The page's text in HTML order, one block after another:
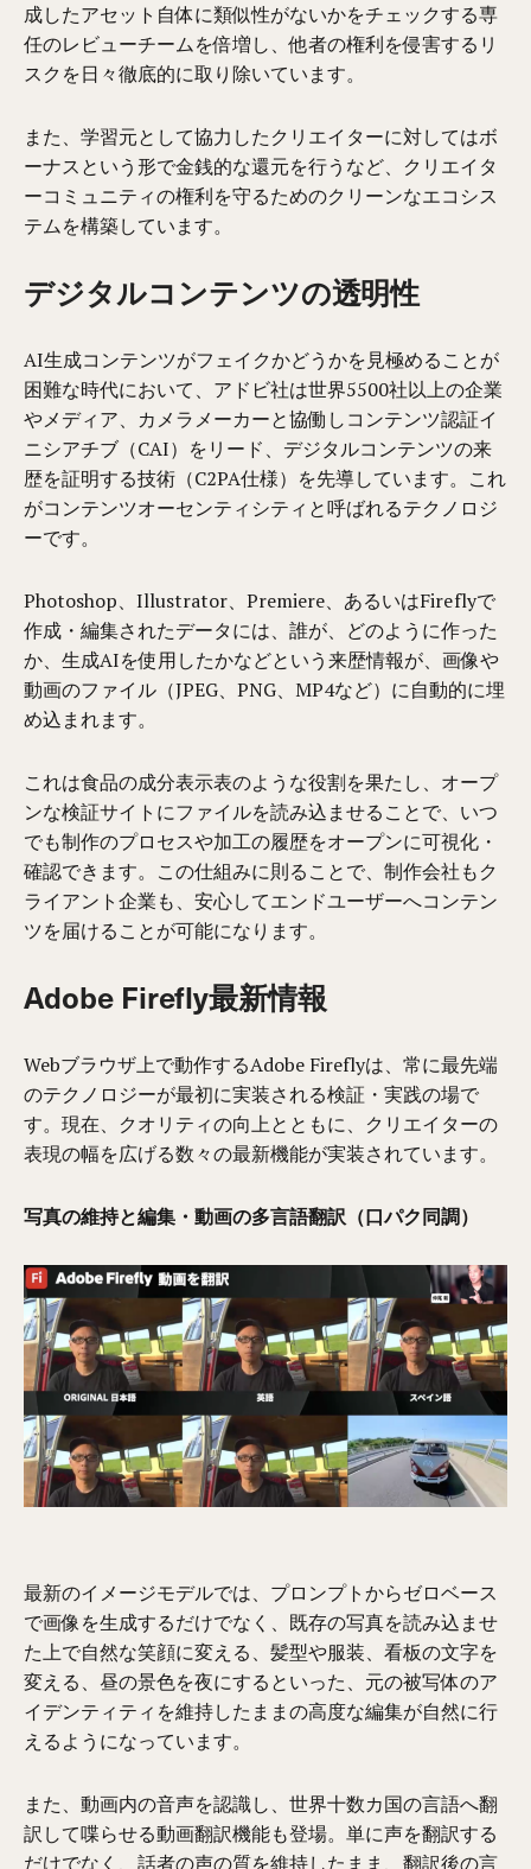
成したアセット自体に類似性がないかをチェックする専
任のレビューチームを倍増し、他者の権利を侵害するリ
スクを日々徹底的に取り除いています。
また、学習元として協力したクリエイターに対してはボ
ーナスという形で金銭的な還元を行うなど、クリエイタ
ーコミュニティの権利を守るためのクリーンなエコシス
テムを構築しています。
デジタルコンテンツの透明性
AI生成コンテンツがフェイクかどうかを見極めることが
困難な時代において、アドビ社は世界5500社以上の企業
やメディア、カメラメーカーと協働しコンテンツ認証イ
ニシアチブ（CAI）をリード、デジタルコンテンツの来
歴を証明する技術（C2PA仕様）を先導しています。これ
がコンテンツオーセンティシティと呼ばれるテクノロジ
ーです。
Photoshop、Illustrator、Premiere、あるいはFireflyで
作成・編集されたデータには、誰が、どのように作った
か、生成AIを使用したかなどという来歴情報が、画像や
動画のファイル（JPEG、PNG、MP4など）に自動的に埋
め込まれます。
これは食品の成分表示表のような役割を果たし、オープ
ンな検証サイトにファイルを読み込ませることで、いつ
でも制作のプロセスや加工の履歴をオープンに可視化・
確認できます。この仕組みに則ることで、制作会社もク
ライアント企業も、安心してエンドユーザーへコンテン
ツを届けることが可能になります。
Adobe Firefly最新情報
Webブラウザ上で動作するAdobe Fireflyは、常に最先端
のテクノロジーが最初に実装される検証・実践の場で
す。現在、クオリティの向上とともに、クリエイターの
表現の幅を広げる数々の最新機能が実装されています。
写真の維持と編集・動画の多言語翻訳（口パク同調）
最新のイメージモデルでは、プロンプトからゼロベース
で画像を生成するだけでなく、既存の写真を読み込ませ
た上で自然な笑顔に変える、髪型や服装、看板の文字を
変える、昼の景色を夜にするといった、元の被写体のア
イデンティティを維持したままの高度な編集が自然に行
えるようになっています。
また、動画内の音声を認識し、世界十数カ国の言語へ翻
訳して喋らせる動画翻訳機能も登場。単に声を翻訳する
だけでなく、話者の声の質を維持したまま、翻訳後の言